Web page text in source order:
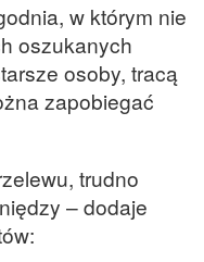
w którym nie
oszukanych
osoby, tracą
zapobiegać
trudno
– dodaje